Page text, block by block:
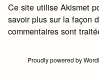
Ce site utilise Akismet
savoir plus sur la façon
commentaires sont
Proudly powered by